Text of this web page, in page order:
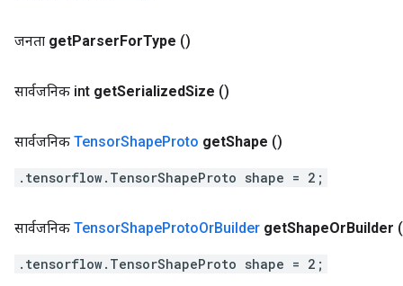
जनता getParserForType ()
सार्वजनिक int getSerializedSize ()
सार्वजनिक TensorShapeProto getShape ()
.tensorflow.TensorShapeProto shape = 2;
सार्वजनिक TensorShapeProtoOrBuilder getShapeOrBuilder
.tensorflow.TensorShapeProto shape = 2;